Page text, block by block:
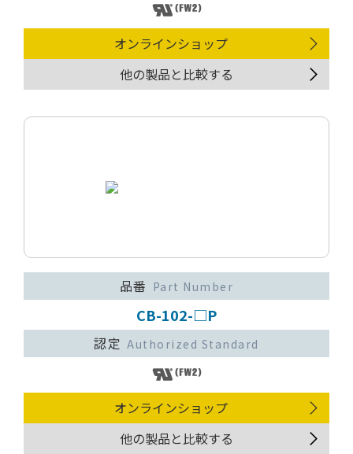
オンラインショップ
他の製品と比較する
品番 Part Number
CB-102-□P
認定 Authorized Standard
オンラインショップ
他の製品と比較する